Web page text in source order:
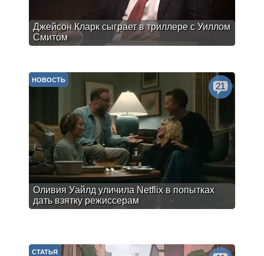
Джейсон Кларк сыграет в триллере с Уиллом
Смитом
Оливия Уайлд уличила Netflix в попытках
дать взятку режиссерам
НОВОСТЬ
21
СТАТЬЯ